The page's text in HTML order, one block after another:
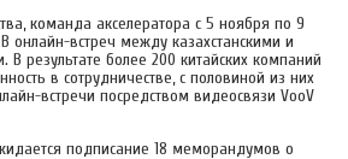
команда акселератора с 5 ноября по 9
онлайн-встреч между казахстанскими и
В результате более 200 китайских компаний
в сотрудничестве, с половиной из них
встречи посредством видеосвязи VooV
подписание 18 меморандумов о